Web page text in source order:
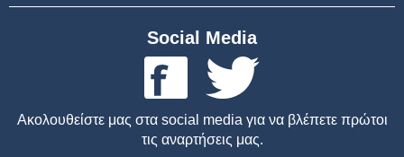
Social Media
Ακολουθείστε μας στα social media για να βλέπετε πρώτοι
τις αναρτήσεις μας.